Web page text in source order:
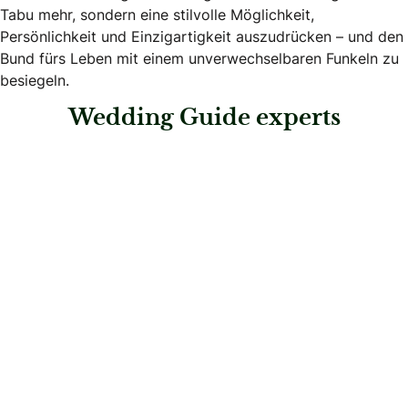
Tabu mehr, sondern eine stilvolle Möglichkeit,
Persönlichkeit und Einzigartigkeit auszudrücken – und den
Bund fürs Leben mit einem unverwechselbaren Funkeln zu
besiegeln.
Wedding Guide experts